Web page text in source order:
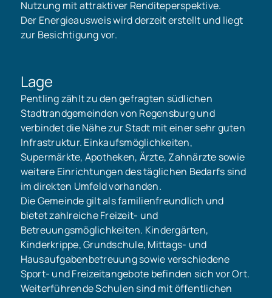
Nutzung mit attraktiver Renditeperspektive.
Der Energieausweis wird derzeit erstellt und liegt
zur Besichtigung vor.
Lage
Pentling zählt zu den gefragten südlichen
Stadtrandgemeinden von Regensburg und
verbindet die Nähe zur Stadt mit einer sehr guten
Infrastruktur. Einkaufsmöglichkeiten,
Supermärkte, Apotheken, Ärzte, Zahnärzte sowie
weitere Einrichtungen des täglichen Bedarfs sind
im direkten Umfeld vorhanden.
Die Gemeinde gilt als familienfreundlich und
bietet zahlreiche Freizeit- und
Betreuungsmöglichkeiten. Kindergärten,
Kinderkrippe, Grundschule, Mittags- und
Hausaufgabenbetreuung sowie verschiedene
Sport- und Freizeitangebote befinden sich vor Ort.
Weiterführende Schulen sind mit öffentlichen